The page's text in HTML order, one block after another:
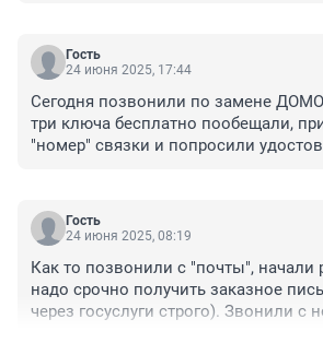
депутатов, принявших пакет
оплачиваем и вся эта кодла
делает для посадки этих всех
Гость
24 июня 2025, 17:44
Сегодня позвонили по замене
три ключа бесплатно пообещали,
"номер" связки и попросили
Гость
24 июня 2025, 08:19
Как то позвонили с "почты", начали
надо срочно получить заказное
через госуслуги строго). Звонили с